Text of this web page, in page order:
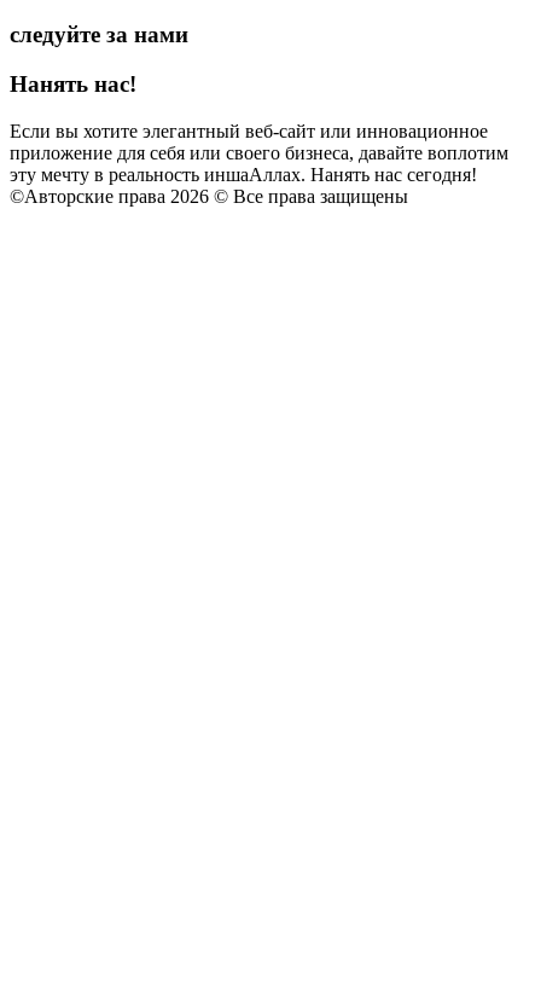
следуйте за нами
Нанять нас!
Если вы хотите элегантный веб-сайт или инновационное
приложение для себя или своего бизнеса, давайте воплотим
эту мечту в реальность иншаАллах. Нанять нас сегодня!
©Авторские права 2026 © Все права защищены